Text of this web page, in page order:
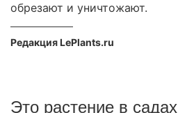
обрезают и уничтожают.
Редакция LePlants.ru
Это растение в садах